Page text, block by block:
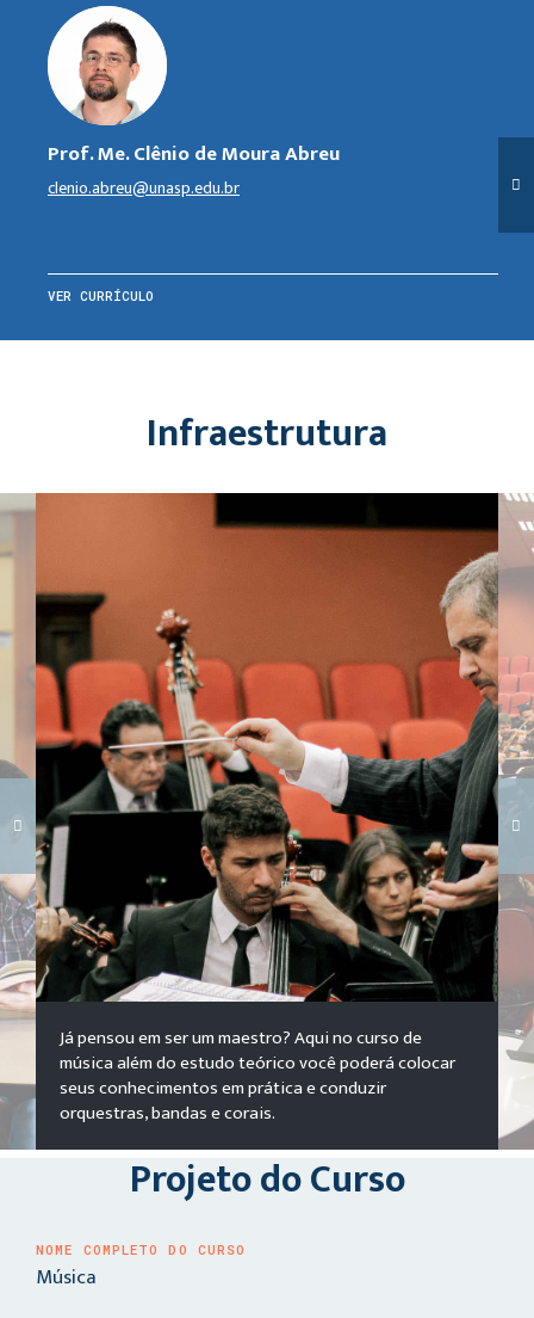
Prof. Me. Clênio de Moura Abreu
clenio.abreu@unasp.edu.br
VER CURRÍCULO
Infraestrutura
Carregando galeria...
Já pensou em ser um maestro? Aqui no curso de
música além do estudo teórico você poderá colocar
seus conhecimentos em prática e conduzir
orquestras, bandas e corais.
Projeto do Curso
NOME COMPLETO DO CURSO
Música